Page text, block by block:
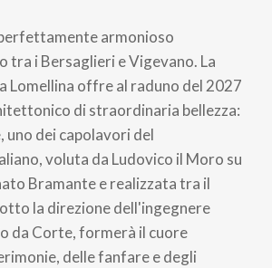
armonioso
tra i Bersaglieri e Vigevano. La
Lomellina offre al raduno del 2027
di straordinaria bellezza:
uno dei capolavori del
voluta da Ludovico il Moro su
Bramante e realizzata tra il
la direzione dell'ingegnere
da Corte, formerà il cuore
delle fanfare e degli